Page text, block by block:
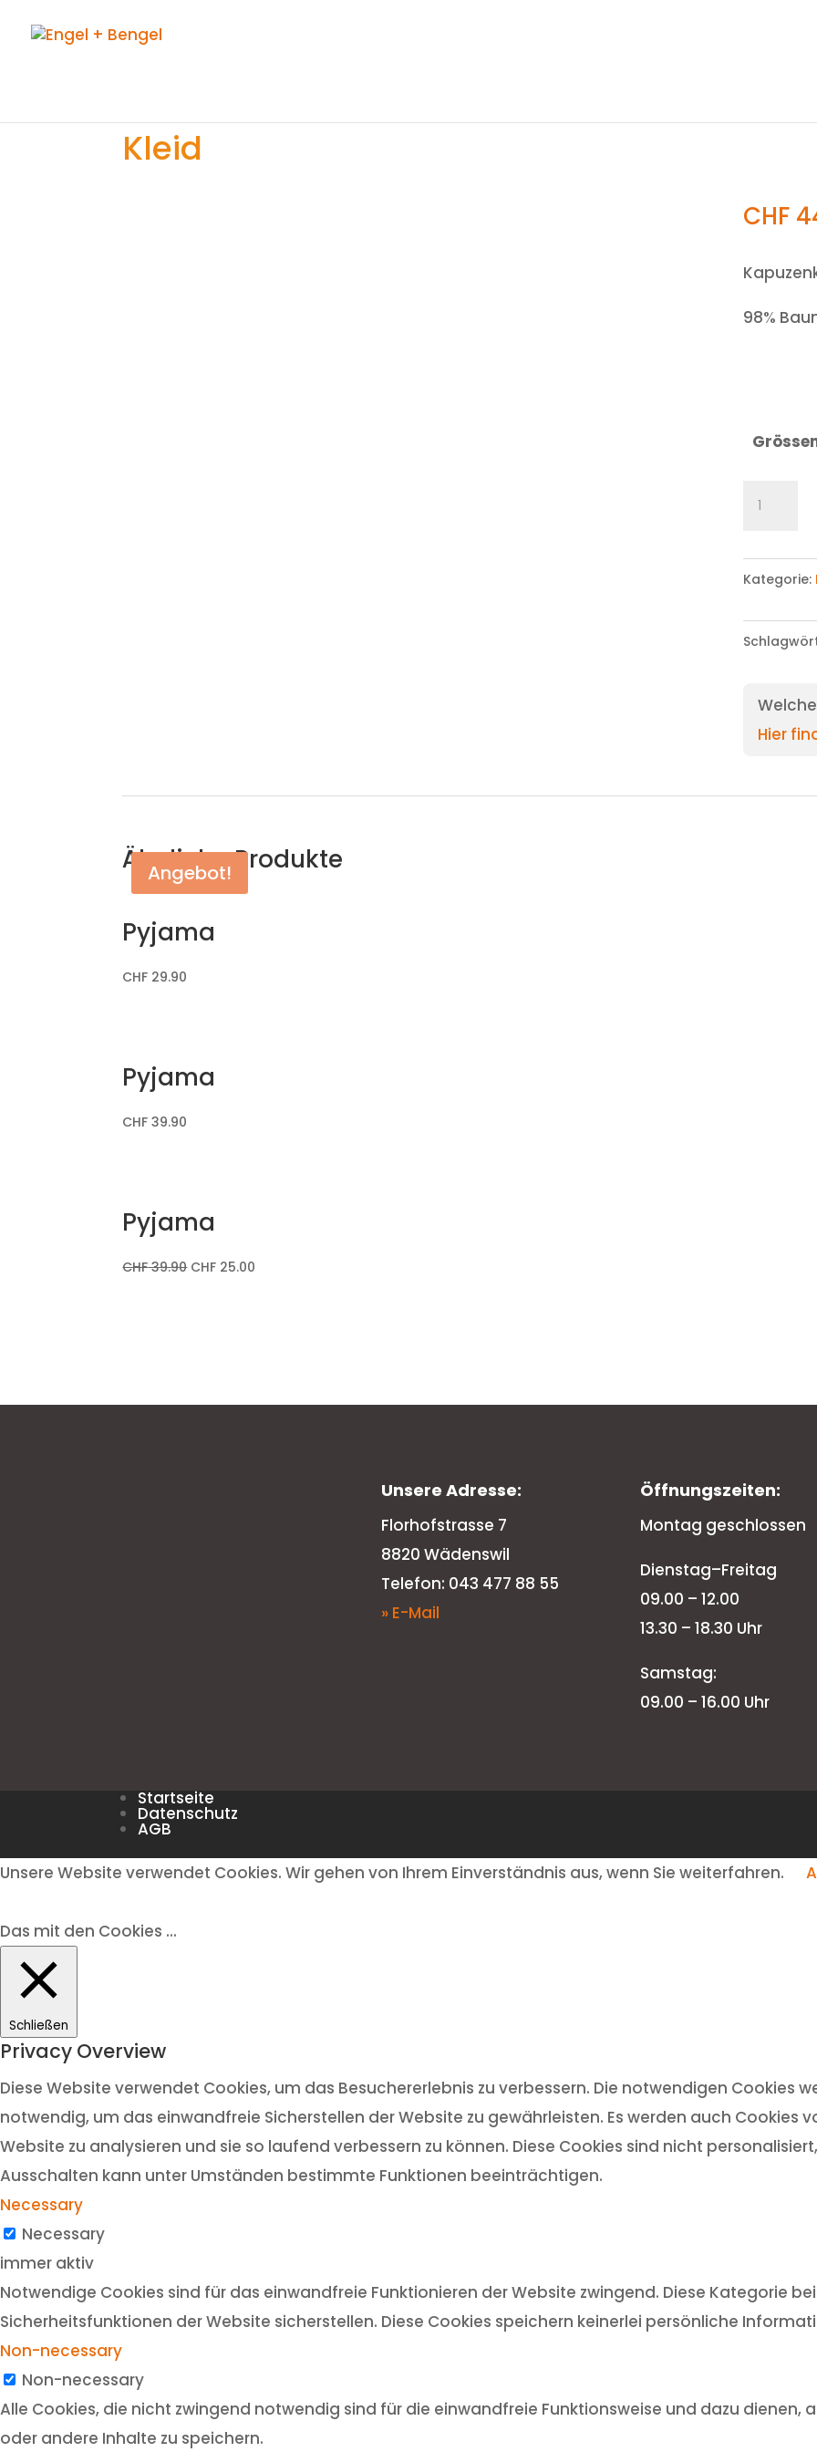
Kleid
CHF
98%
Kleid
Kategorie:
Hier
Ähnliche Produkte
Pyjama
CHF 29.90
Pyjama
CHF 39.90
Angebot!
Pyjama
CHF39.90 CHF 25.00
Unsere Adresse:
Florhofstrasse 7
8820 Wädenswil
Telefon: 043 477 88 55
» E-Mail
Öffnungszeiten:
Montag geschlossen
Dienstag–Freitag
09.00 – 12.00
13.30 – 18.30 Uhr
Samstag:
09.00 – 16.00 Uhr
Startseite
Datenschutz
AGB
Unsere Website verwendet Cookies. Wir gehen von Ihrem Einverständnis aus, wenn Sie weiterfahren.
Das mit den Cookies ...
Schließen
Privacy Overview
Diese Website verwendet Cookies, um das Besuchererlebnis zu verbessern. Die notwendigen Cookies
notwendig, um das einwandfreie Sicherstellen der Website zu gewährleisten. Es werden auch Cookies
Website zu analysieren und sie so laufend verbessern zu können. Diese Cookies sind nicht
Ausschalten kann unter Umständen bestimmte Funktionen beeinträchtigen.
Necessary
Necessary
immer aktiv
Notwendige Cookies sind für das einwandfreie Funktionieren der Website zwingend. Diese Kategorie
Sicherheitsfunktionen der Website sicherstellen. Diese Cookies speichern keinerlei persönliche
Non-necessary
Non-necessary
Alle Cookies, die nicht zwingend notwendig sind für die einwandfreie Funktionsweise und dazu dienen,
oder andere Inhalte zu speichern.